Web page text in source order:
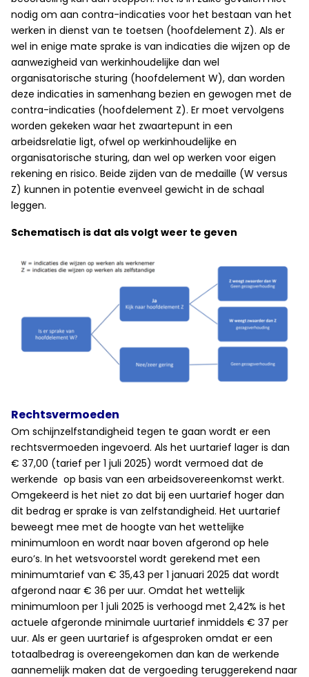
nodig om aan contra-indicaties voor het bestaan van het
werken in dienst van te toetsen (hoofdelement Z). Als er
wel in enige mate sprake is van indicaties die wijzen op de
aanwezigheid van werkinhoudelijke dan wel
organisatorische sturing (hoofdelement W), dan worden
deze indicaties in samenhang bezien en gewogen met de
contra-indicaties (hoofdelement Z). Er moet vervolgens
worden gekeken waar het zwaartepunt in een
arbeidsrelatie ligt, ofwel op werkinhoudelijke en
organisatorische sturing, dan wel op werken voor eigen
rekening en risico. Beide zijden van de medaille (W versus
Z) kunnen in potentie evenveel gewicht in de schaal
leggen.
Schematisch is dat als volgt weer te geven
Rechtsvermoeden
Om schijnzelfstandigheid tegen te gaan wordt er een
rechtsvermoeden ingevoerd. Als het uurtarief lager is dan
€ 37,00 (tarief per 1 juli 2025) wordt vermoed dat de
werkende op basis van een arbeidsovereenkomst werkt.
Omgekeerd is het niet zo dat bij een uurtarief hoger dan
dit bedrag er sprake is van zelfstandigheid. Het uurtarief
beweegt mee met de hoogte van het wettelijke
minimumloon en wordt naar boven afgerond op hele
euro’s. In het wetsvoorstel wordt gerekend met een
minimumtarief van € 35,43 per 1 januari 2025 dat wordt
afgerond naar € 36 per uur. Omdat het wettelijk
minimumloon per 1 juli 2025 is verhoogd met 2,42% is het
actuele afgeronde minimale uurtarief inmiddels € 37 per
uur. Als er geen uurtarief is afgesproken omdat er een
totaalbedrag is overeengekomen dan kan de werkende
aannemelijk maken dat de vergoeding teruggerekend naar